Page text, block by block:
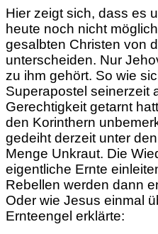
Hier zeigt sich, dass es
heute noch nicht
gesalbten Christen von
unterscheiden. Nur
zu ihm gehört. So wie
Superapostel seinerzeit
Gerechtigkeit getarnt
den Korinthern
gedeiht derzeit unter
Menge Unkraut. Die
eigentliche Ernte
Rebellen werden dann
Oder wie Jesus einmal
Ernteengel erklärte: